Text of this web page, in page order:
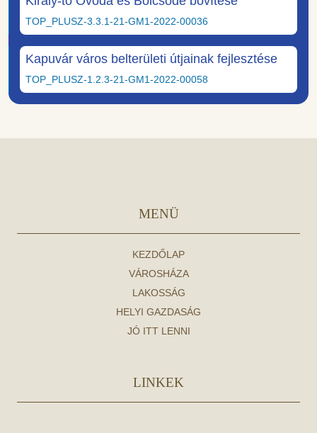
TOP_PLUSZ-3.3.1-21-GM1-2022-00036
Kapuvár város belterületi útjainak fejlesztése
TOP_PLUSZ-1.2.3-21-GM1-2022-00058
MENÜ
KEZDŐLAP
VÁROSHÁZA
LAKOSSÁG
HELYI GAZDASÁG
JÓ ITT LENNI
LINKEK